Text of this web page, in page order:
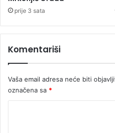
u
i
j
b
r
a
prije 3 sata
Komentariši
Vaša email adresa neće biti
označena sa *